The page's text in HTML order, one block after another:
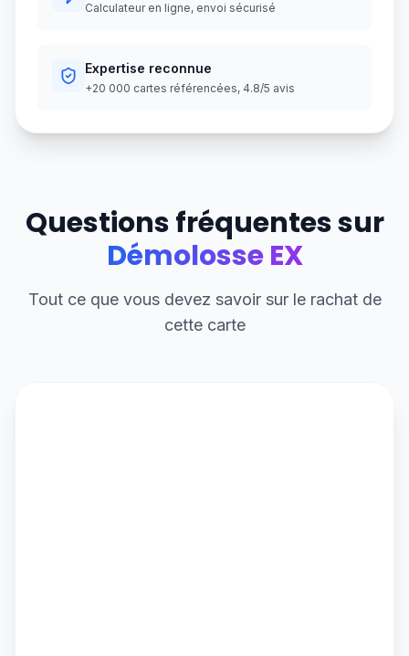
Calculateur en ligne, envoi sécurisé
Expertise reconnue
+20 000 cartes référencées, 4.8/5 avis
Questions fréquentes sur
Démolosse EX
Tout ce que vous devez savoir sur le rachat de
cette carte